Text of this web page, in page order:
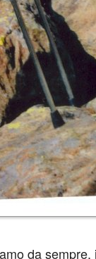
da